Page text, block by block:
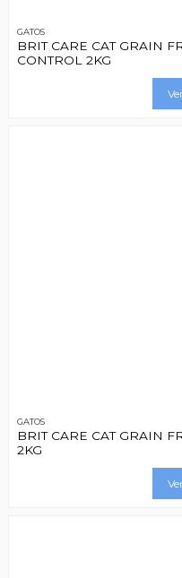
GATOS
BRIT CARE CAT GRAIN
CONTROL 2KG
GATOS
BRIT CARE CAT GRAIN
2KG